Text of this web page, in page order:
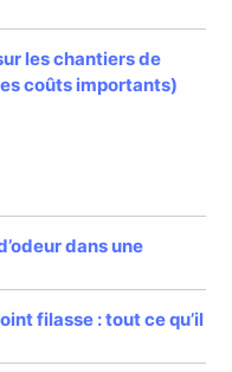
les chantiers de
coûts importants)
dans une
filasse : tout ce qu’il